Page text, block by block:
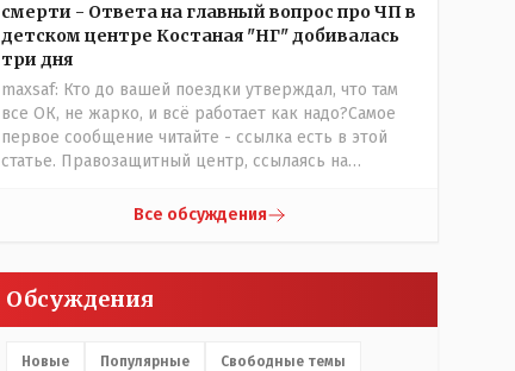
смерти - Ответа на главный вопрос про ЧП в
детском центре Костаная "НГ" добивалась
три дня
maxsaf: Кто до вашей поездки утверждал, что там
все ОК, не жарко, и всё работает как надо?Самое
первое сообщение читайте - ссылка есть в этой
статье. Правозащитный центр, ссылаясь на
чате, которые прислали ему в виде
времени их установили только в помещениях,
предназначенных для административно-
управленческого персонала. И Также в каждой
Все обсуждения
Обсуждения
Новые Популярные Свободные темы